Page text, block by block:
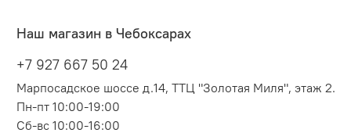
Наш магазин в Чебоксарах
+7 927 667 50 24
Марпосадское шоссе д.14, ТТЦ "Золотая Миля", этаж 2.
Пн-пт 10:00-19:00
Сб-вс 10:00-16:00